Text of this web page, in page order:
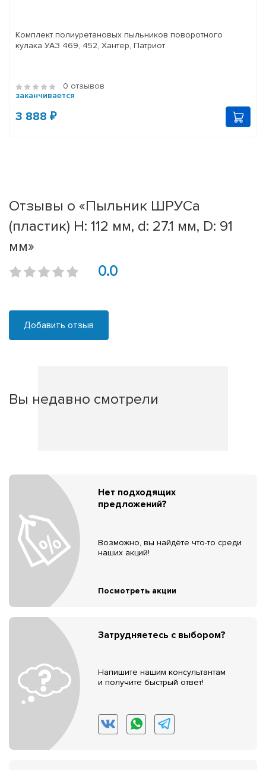
Комплект полиуретановых пыльников поворотного
кулака УАЗ 469, 452, Хантер, Патриот
0 отзывов
заканчивается
3 888 ₽
Отзывы о «Пыльник ШРУСа
(пластик) H: 112 мм, d: 27.1 мм, D: 91
мм»
0.0
Добавить отзыв
Вы недавно смотрели
Нет подходящих
предложений?
Возможно, вы найдёте что-то среди
наших акций!
Посмотреть акции
Затрудняетесь с выбором?
Напишите нашим консультантам
и получите быстрый ответ!